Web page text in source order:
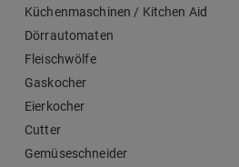
Küchenmaschinen / Kitchen Aid
Dörrautomaten
Fleischwölfe
Gaskocher
Eierkocher
Cutter
Gemüseschneider